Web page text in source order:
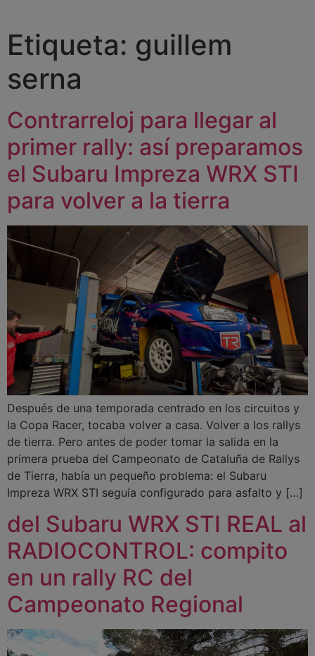
Etiqueta: guillem
serna
Contrarreloj para llegar al
primer rally: así preparamos
el Subaru Impreza WRX STI
para volver a la tierra
Después de una temporada centrado en los circuitos y
la Copa Racer, tocaba volver a casa. Volver a los rallys
de tierra. Pero antes de poder tomar la salida en la
primera prueba del Campeonato de Cataluña de Rallys
de Tierra, había un pequeño problema: el Subaru
Impreza WRX STI seguía configurado para asfalto y […]
del Subaru WRX STI REAL al
RADIOCONTROL: compito
en un rally RC del
Campeonato Regional